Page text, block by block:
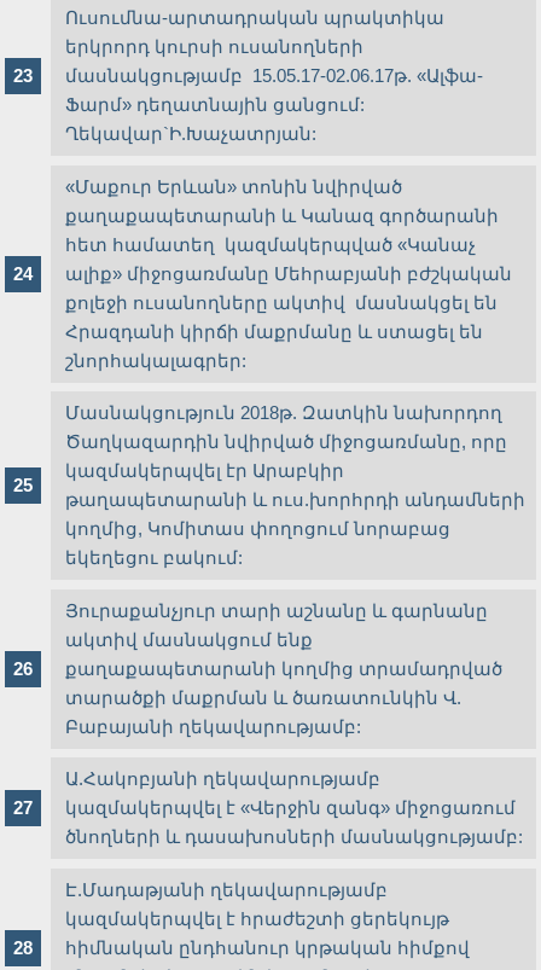
Ուսումնա-արտադրական պրակտիկա
երկրորդ կուրսի ուսանողների
մասնակցությամբ 15.05.17-02.06.17թ. «Ալֆա-
Ֆարմ» դեղատնային ցանցում:
Ղեկավար`Ի.Խաչատրյան:
«Մաքուր Երևան» տոնին նվիրված
քաղաքապետարանի և Կանազ գործարանի
հետ համատեղ կազմակերպված «Կանաչ
ալիք» միջոցառմանը Մեհրաբյանի բժշկական
քոլեջի ուսանողները ակտիվ մասնակցել են
Հրազդանի կիրճի մաքրմանը և ստացել են
շնորհակալագրեր:
Մասնակցություն 2018թ. Զատկին նախորդող
Ծաղկազարդին նվիրված միջոցառմանը, որը
կազմակերպվել էր Արաբկիր
թաղապետարանի և ուս.խորհրդի անդամների
կողմից, Կոմիտաս փողոցում նորաբաց
եկեղեցու բակում:
Յուրաքանչյուր տարի աշնանը և գարնանը
ակտիվ մասնակցում ենք
քաղաքապետարանի կողմից տրամադրված
տարածքի մաքրման և ծառատունկին Վ.
Բաբայանի ղեկավարությամբ:
Ա.Հակոբյանի ղեկավարությամբ
կազմակերպվել է «Վերջին զանգ» միջոցառում
ծնողների և դասախոսների մասնակցությամբ:
Է.Մադաթյանի ղեկավարությամբ
կազմակերպվել է հրաժեշտի ցերեկույթ
հիմնական ընդհանուր կրթական հիմքով